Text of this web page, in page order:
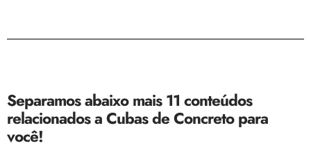
Separamos abaixo mais 11 conteúdos
relacionados a Cubas de Concreto para
você!